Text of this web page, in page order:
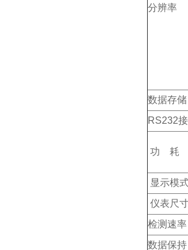
分辨率
数据存储
RS232
功 耗
显示模
仪表尺
检测速率
数据保持